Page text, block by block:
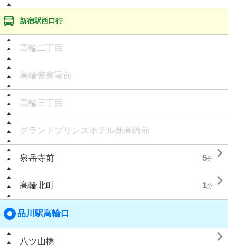
新宿駅西口行
高輪二丁目
高輪警察署前
高輪三丁目
グランドプリンスホテル新高輪前
泉岳寺前 5分 
高輪北町 1分 
品川駅高輪口
八ツ山橋 